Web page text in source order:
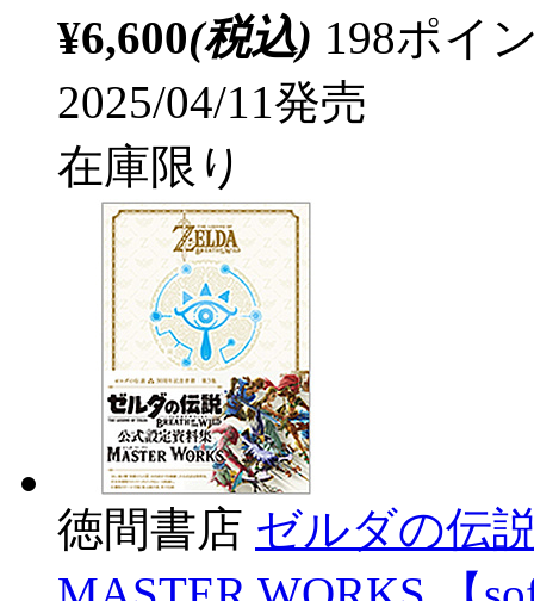
¥6,600(税込) 198ポイ
2025/04/11発売
在庫限り
徳間書店 ゼルダの伝